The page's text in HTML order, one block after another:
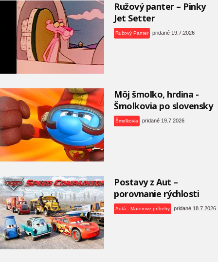
Ružový panter – Pinky
Jet Setter
Ružový Panter pridané 19.7.2026
Môj šmolko, hrdina -
Šmolkovia po slovensky
Šmolkovia pridané 19.7.2026
Postavy z Aut –
porovnanie rýchlosti
Autá - Materove príbehy pridané 18.7.2026